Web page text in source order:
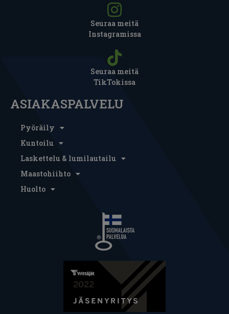
Seuraa meitä
Instagramissa
Seuraa meitä
TikTokissa
ASIAKASPALVELU
Pyöräily
Kuntoilu
Laskettelu & lumilautailu
Maastohiihto
Huolto